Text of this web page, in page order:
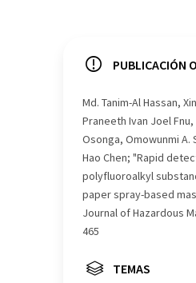
PUBLICACIÓN
Md. Tanim-Al Hassan,
Praneeth Ivan Joel Fnu,
Osonga, Omowunmi A.
Hao Chen; "Rapid
polyfluoroalkyl
paper spray-based
Journal of Hazardous
465
TEMAS